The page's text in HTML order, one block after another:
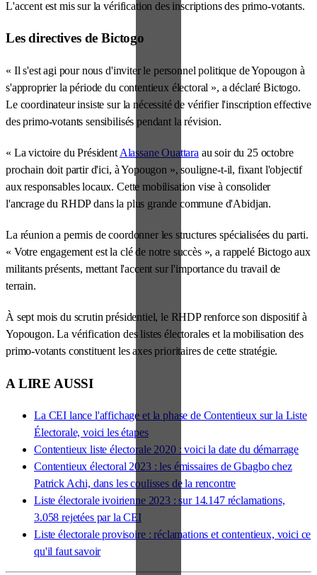
L'accent est mis sur la vérification des inscriptions des primo-votants.
Les directives de Bictogo
« Il s'est agi pour nous d'inviter le personnel politique de Yopougon à
s'approprier la période du contentieux électoral », a déclaré Bictogo.
Le coordinateur insiste sur la nécessité de vérifier l'inscription effective
des primo-votants sensibilisés pendant la révision.
« La victoire du PrésidentAlassane Ouattaraau soir du 25 octobre
prochain doit partir d'ici, à Yopougon », souligne-t-il, fixant l'objectif
aux responsables locaux. Cette mobilisation vise à consolider
l'ancrage du RHDP dans la plus grande commune d'Abidjan.
La réunion a permis de coordonner les structures spécialisées du parti.
« Votre engagement est la clé de notre succès », a rappelé Bictogo aux
militants présents, mettant l'accent sur l'importance du travail de
terrain.
À sept mois du scrutin présidentiel, le RHDP renforce son dispositif à
Yopougon. La vérification des listes électorales et la mobilisation des
primo-votants constituent les axes prioritaires de cette stratégie.
A LIRE AUSSI
La CEI lance l'affichage et la phase de Contentieux sur la Liste
Électorale, voici les étapes
Contentieux liste électorale 2020 : voici la date du démarrage
Contentieux électoral 2023 : les émissaires de Gbagbo chez
Patrick Achi, dans les coulisses de la rencontre
Liste électorale ivoirienne 2023 : sur 14.147 réclamations,
3.058 rejetées par la CEI
Liste électorale provisoire : réclamations et contentieux, voici ce
qu'il faut savoir